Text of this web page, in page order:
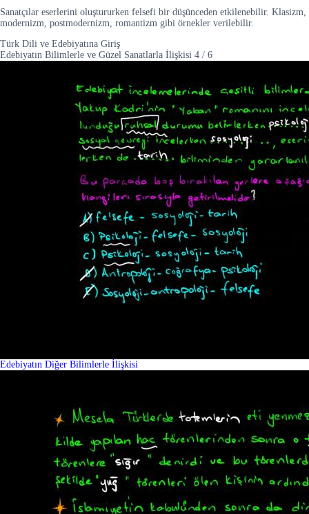
Sanatçılar eserlerini oluştururken felsefi bir düşünceden etkilenebilir. Klasizm,
modernizm, postmodernizm, romantizm gibi örnekler verilebilir.
Türk Dili ve Edebiyatına Giriş
Edebiyatın Bilimlerle ve Güzel Sanatlarla İlişkisi 4 / 6
Edebiyatın Diğer Bilimlerle İlişkisi